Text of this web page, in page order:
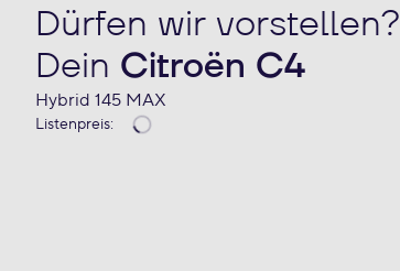
Dürfen wir vorstellen?
Dein Citroën C4
Hybrid 145 MAX
Listenpreis: